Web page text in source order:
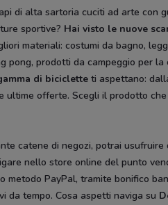
di alta sartoria cuciti ad arte
sportive? Hai visto le nuove
materiali: costumi da bagno,
pong, prodotti da campeggio per
di biciclette ti aspettano:
ultime offerte. Scegli il prodotto
catene di negozi, potrai
nello store online del punto
metodo PayPal, tramite bonifico
da tempo. Cosa aspetti naviga su